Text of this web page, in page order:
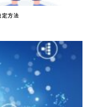
定方法